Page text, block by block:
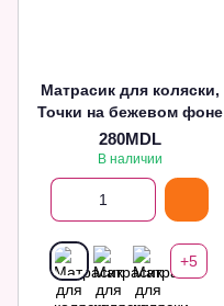
Матрасик для коляски,
Точки на бежевом фоне
280MDL
В наличии
+5